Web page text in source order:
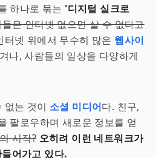
하나로 묶는 '디지털 실크로
은 인터넷 없으면 살 수 없다고
넷 위에서 무수히 많은 웹사이
나, 사람들의 일상을 다양하게
없는 것이 소셜 미디어다. 친구,
팔로우하며 새로운 정보를 얻
시작? 오히려 이런 네트워크가
어가고 있다.